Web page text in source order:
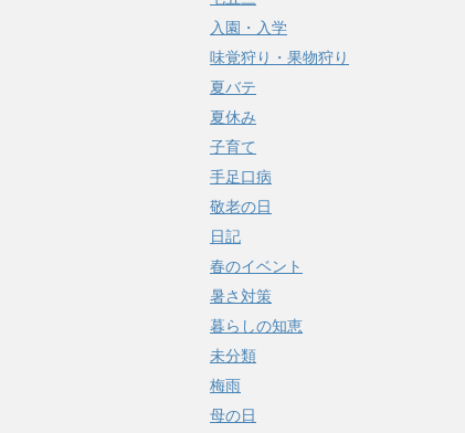
入園・入学
味覚狩り・果物狩り
夏バテ
夏休み
子育て
手足口病
敬老の日
日記
春のイベント
暑さ対策
暮らしの知恵
未分類
梅雨
母の日